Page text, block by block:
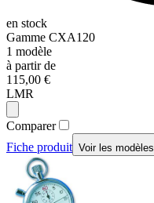
en stock
Gamme CXA120
1 modèle
à partir de
115,00 €
LMR
Comparer
Fiche produit Voir les modèles